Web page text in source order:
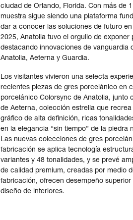
ciudad de Orlando, Florida. Con más de
muestra sigue siendo una plataforma
dar a conocer las soluciones de futuro
2025, Anatolia tuvo el orgullo de
destacando innovaciones de vanguardia
Anatolia, Aeterna y Guardia.
Los visitantes vivieron una selecta
recientes piezas de gres porcelánico en
porcelánico Colorsync de Anatolia, junto
de Aeterna, colección estrella que
gráfico de alta definición, ricas
en la elegancia “sin tiempo” de la piedra
Las nuevas colecciones de gres
fabricación se aplica tecnología
variantes y 48 tonalidades, y se prevé
de calidad premium, creadas por medio
fabricación, ofrecen desempeño
diseño de interiores.